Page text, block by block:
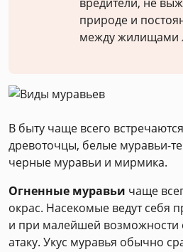
природе и
между жилищами
В быту чаще всего
древоточцы, белые муравьи-
черные муравьи и мирмика.
Огненные муравьи чаще
окрас. Насекомые ведут себя
и при малейшей возможности
атаку. Укус муравья обычно